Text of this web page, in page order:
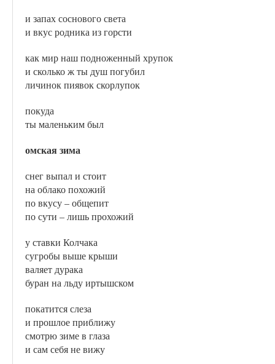
и запах соснового света
и вкус родника из горсти
как мир наш подноженный хрупок
и сколько ж ты душ погубил
личинок пиявок скорлупок
покуда
ты маленьким был
омская зима
снег выпал и стоит
на облако похожий
по вкусу – общепит
по сути – лишь прохожий
у ставки Колчака
сугробы выше крыши
валяет дурака
буран на льду иртышском
покатится слеза
и прошлое приближу
смотрю зиме в глаза
и сам себя не вижу